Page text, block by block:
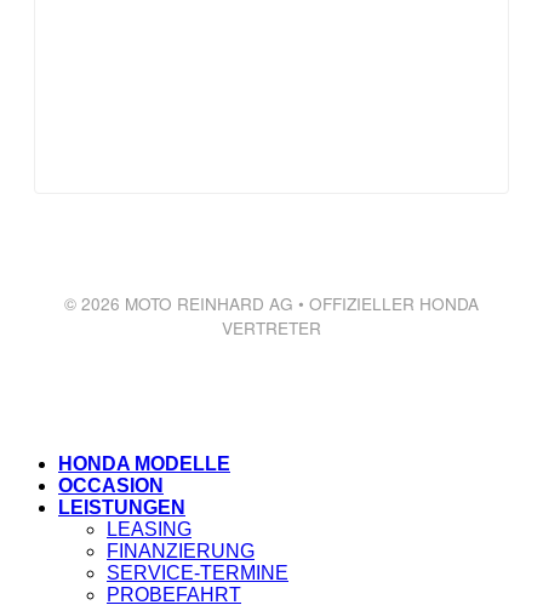
© 2026 MOTO REINHARD AG • OFFIZIELLER HONDA
VERTRETER
HONDA MODELLE
OCCASION
LEISTUNGEN
LEASING
FINANZIERUNG
SERVICE-TERMINE
PROBEFAHRT